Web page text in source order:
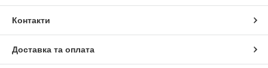
Контакти
Доставка та оплата